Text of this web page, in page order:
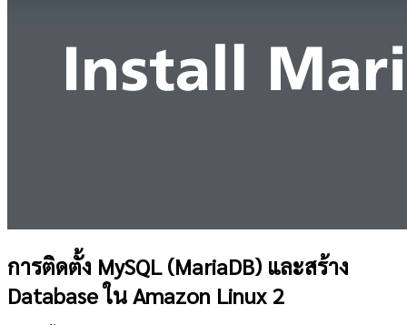
การติดตั้ง MySQL (MariaDB) และสร้าง
Database ใน Amazon Linux 2